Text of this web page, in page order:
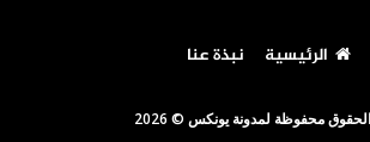
الرئيسية نبذة عنا
محفوظة لمدونة يونكس © 2026